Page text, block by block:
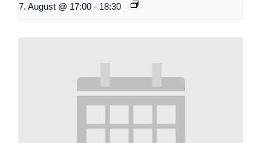
7. August @ 17:00 - 18:30